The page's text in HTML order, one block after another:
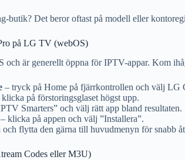
butik? Det beror oftast på modell eller
på LG TV (webOS)
och är generellt öppna för IPTV-appar. Kom
– tryck på Home på fjärrkontrollen och välj LG
klicka på förstoringsglaset högst upp.
Smarters” och välj rätt app bland resultaten.
– klicka på appen och välj ”Installera”.
och flytta den gärna till huvudmenyn för snabb
Codes eller M3U)